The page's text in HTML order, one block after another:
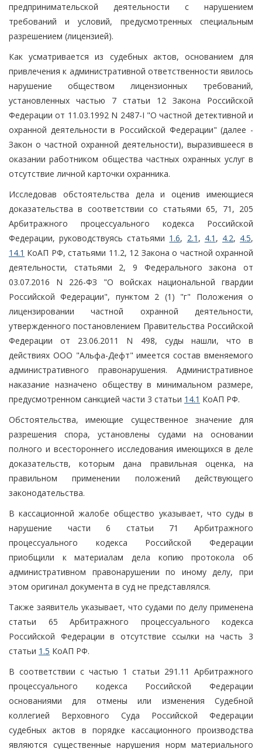
предпринимательской деятельности с нарушением
требований и условий, предусмотренных специальным
разрешением (лицензией).
Как усматривается из судебных актов, основанием для
привлечения к административной ответственности явилось
нарушение обществом лицензионных требований,
установленных частью 7 статьи 12 Закона Российской
Федерации от 11.03.1992 N 2487-I "О частной детективной и
охранной деятельности в Российской Федерации" (далее -
Закон о частной охранной деятельности), выразившееся в
оказании работником общества частных охранных услуг в
отсутствие личной карточки охранника.
Исследовав обстоятельства дела и оценив имеющиеся
доказательства в соответствии со статьями 65, 71, 205
Арбитражного процессуального кодекса Российской
Федерации, руководствуясь статьями 1.6, 2.1 , 4.1 , 4.2, 4.5,
14.1 КоАП РФ, статьями 11.2, 12 Закона о частной охранной
деятельности, статьями 2, 9 Федерального закона от
03.07.2016 N 226-ФЗ "О войсках национальной гвардии
Российской Федерации", пунктом 2 (1) "г" Положения о
лицензировании частной охранной деятельности,
утвержденного постановлением Правительства Российской
Федерации от 23.06.2011 N 498, суды нашли, что в
действиях ООО "Альфа-Дефт" имеется состав вменяемого
административного правонарушения. Административное
наказание назначено обществу в минимальном размере,
предусмотренном санкцией части 3 статьи 14.1 КоАП РФ.
Обстоятельства, имеющие существенное значение для
разрешения спора, установлены судами на основании
полного и всестороннего исследования имеющихся в деле
доказательств, которым дана правильная оценка, на
правильном применении положений действующего
законодательства.
В кассационной жалобе общество указывает, что суды в
нарушение части 6 статьи 71 Арбитражного
процессуального кодекса Российской Федерации
приобщили к материалам дела копию протокола об
административном правонарушении по иному делу, при
этом оригинал документа в суд не представлялся.
Также заявитель указывает, что судами по делу применена
статьи 65 Арбитражного процессуального кодекса
Российской Федерации в отсутствие ссылки на часть 3
статьи 1.5 КоАП РФ.
В соответствии с частью 1 статьи 291.11 Арбитражного
процессуального кодекса Российской Федерации
основаниями для отмены или изменения Судебной
коллегией Верховного Суда Российской Федерации
судебных актов в порядке кассационного производства
являются существенные нарушения норм материального